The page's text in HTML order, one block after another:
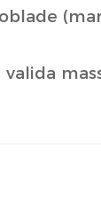
valida